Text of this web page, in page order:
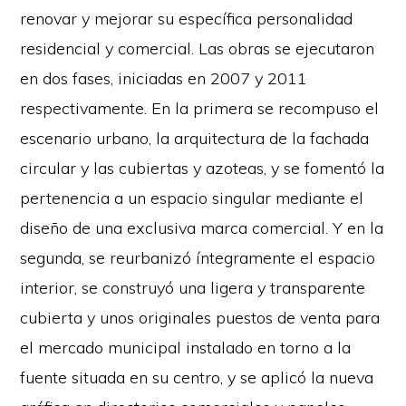
renovar y mejorar su específica personalidad
residencial y comercial. Las obras se ejecutaron
en dos fases, iniciadas en 2007 y 2011
respectivamente. En la primera se recompuso el
escenario urbano, la arquitectura de la fachada
circular y las cubiertas y azoteas, y se fomentó la
pertenencia a un espacio singular mediante el
diseño de una exclusiva marca comercial. Y en la
segunda, se reurbanizó íntegramente el espacio
interior, se construyó una ligera y transparente
cubierta y unos originales puestos de venta para
el mercado municipal instalado en torno a la
fuente situada en su centro, y se aplicó la nueva